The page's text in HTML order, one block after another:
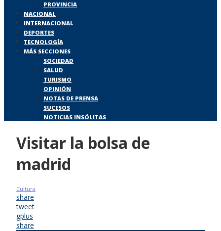
PROVINCIA
NACIONAL
INTERNACIONAL
DEPORTES
TECNOLOGÍA
MÁS SECCIONES
SOCIEDAD
SALUD
TURISMO
OPINIÓN
NOTAS DE PRENSA
SUCESOS
NOTICIAS INSÓLITAS
Visitar la bolsa de
madrid
Cultura
share
tweet
gplus
share